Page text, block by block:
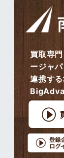
買取専
ージャ
連携す